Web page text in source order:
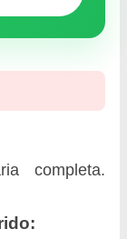
completa.